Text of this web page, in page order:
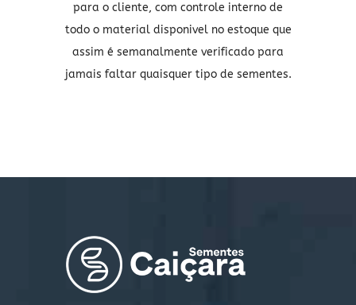
para o cliente, com controle interno de
todo o material disponivel no estoque que
assim é semanalmente verificado para
jamais faltar quaisquer tipo de sementes.